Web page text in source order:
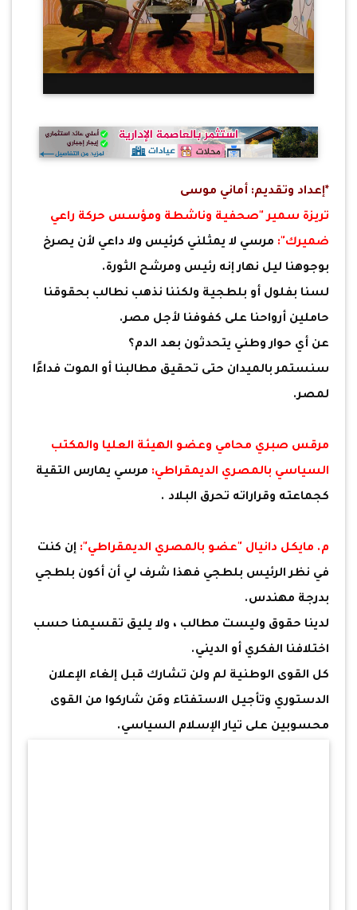
*إعداد وتقديم: أماني موسى
تريزة سمير "صحفية وناشطة ومؤسس حركة راعي
ضميرك": مرسي لا يمثلني كرئيس ولا داعي لأن يصرخ
بوجوهنا ليل نهار إنه رئيس ومرشح الثورة.
لسنا بفلول أو بلطجية ولكننا نذهب نطالب بحقوقنا
حاملين أرواحنا على كفوفنا لأجل مصر.
عن أي حوار وطني يتحدثون بعد الدم؟
سنستمر بالميدان حتى تحقيق مطالبنا أو الموت فداءًا
لمصر.
مرقس صبري محامي وعضو الهيئة العليا والمكتب
السياسي بالمصري الديمقراطي: مرسي يمارس التقية
كجماعته وقراراته تحرق البلاد .
م. مايكل دانيال "عضو بالمصري الديمقراطي": إن كنت
في نظر الرئيس بلطجي فهذا شرف لي أن أكون بلطجي
بدرجة مهندس.
لدينا حقوق وليست مطالب ، ولا يليق تقسيمنا حسب
اختلافنا الفكري أو الديني.
كل القوى الوطنية لم ولن تشارك قبل إلغاء الإعلان
الدستوري وتأجيل الاستفتاء ومَن شاركوا من القوى
محسوبين على تيار الإسلام السياسي.